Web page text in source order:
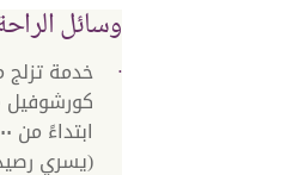
وسائل
خدمة
كورشوفيل ١٨٥٠